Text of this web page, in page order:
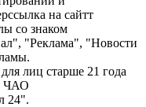
на сайтт
со знаком
"Реклама", "Новости
лиц старше 21 года
ЧАО
24".